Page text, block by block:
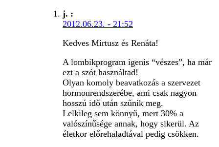
j. :
2012.06.23. - 21:52
Kedves Mirtusz és Renáta!
A lombikprogram igenis “vészes”, ha már
ezt a szót használtad!
Olyan komoly beavatkozás a szervezet
hormonrendszerébe, ami csak nagyon
hosszú idő után szűnik meg.
Lelkileg sem könnyű, mert 30% a
valószínűsége annak, hogy sikerül. Az
életkor előrehaladtával pedig csökken.